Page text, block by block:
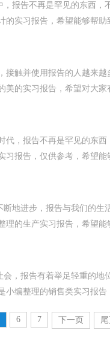
报告不再是罕见的东西
的实习报告，希望能够帮助
接触并使用报告的人越来
美的实习报告，希望对大家
代，报告不再是罕见的东
习报告，仅供参考，希望能
地进步，报告与我们的
理的生产实习报告，希望能
，报告有着举足轻重的
小编整理的销售类实习报告
6 7 下一页 尾